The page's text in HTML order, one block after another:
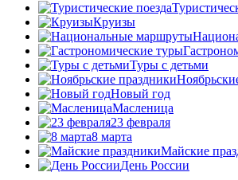
Круизы
Туры с детьми
Новый год
Масленица
23 февраля
8 марта
Майские
День России